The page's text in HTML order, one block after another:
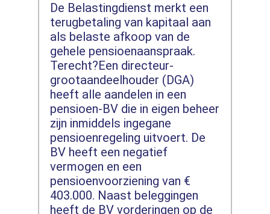
De Belastingdienst merkt een
terugbetaling van kapitaal aan
als belaste afkoop van de
gehele pensioenaanspraak.
Terecht?Een directeur-
grootaandeelhouder (DGA)
heeft alle aandelen in een
pensioen-BV die in eigen beheer
zijn inmiddels ingegane
pensioenregeling uitvoert. De
BV heeft een negatief
vermogen en een
pensioenvoorziening van €
403.000. Naast beleggingen
heeft de BV vorderingen op de